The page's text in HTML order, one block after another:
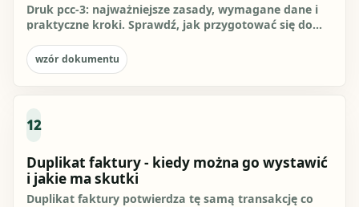
Druk pcc-3: najważniejsze zasady, wymagane dane i
praktyczne kroki. Sprawdź, jak przygotować się do
wzór dokumentu
12
Duplikat faktury - kiedy można go wystawić
i jakie ma skutki
Duplikat faktury potwierdza tę samą transakcję co